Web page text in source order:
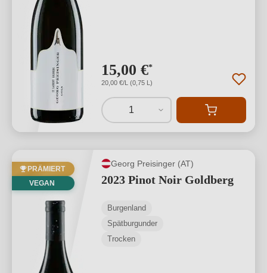
15,00 €*
20,00 €/L (0,75 L)
1
PRÄMIERT
VEGAN
Georg Preisinger (AT)
2023 Pinot Noir Goldberg
Burgenland
Spätburgunder
Trocken